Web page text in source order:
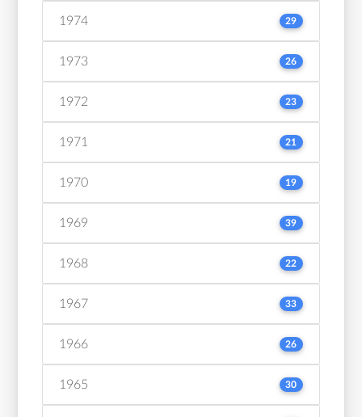
1974 29
1973 26
1972 23
1971 21
1970 19
1969 39
1968 22
1967 33
1966 26
1965 30